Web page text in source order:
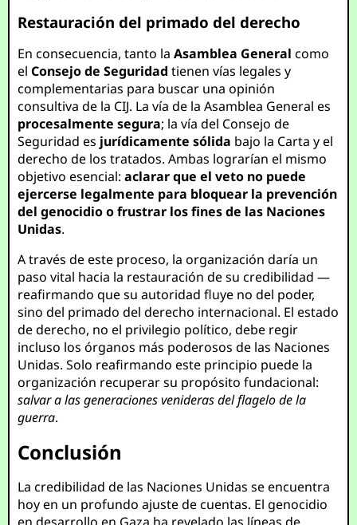
Restauración del primado del derecho
En consecuencia, tanto laAsamblea General como
elConsejo de Seguridad tienen vías legales y
complementarias para buscar una opinión
consultiva de la CIJ. La vía de la Asamblea General es
procesalmente segura; la vía del Consejo de
Seguridad es jurídicamente sólida bajo la Carta y el
derecho de los tratados. Ambas lograrían el mismo
objetivo esencial:aclarar que el veto no puede
ejercerse legalmente para bloquear la prevención
del genocidio o frustrar los fines de las Naciones
Unidas.
A través de este proceso, la organización daría un
paso vital hacia la restauración de su credibilidad —
reafirmando que su autoridad fluye no del poder,
sino del primado del derecho internacional. El estado
de derecho, no el privilegio político, debe regir
incluso los órganos más poderosos de las Naciones
Unidas. Solo reafirmando este principio puede la
organización recuperar su propósito fundacional:
salvar a las generaciones venideras del flagelo de la
guerra.
Conclusión
La credibilidad de las Naciones Unidas se encuentra
hoy en un profundo ajuste de cuentas. El genocidio